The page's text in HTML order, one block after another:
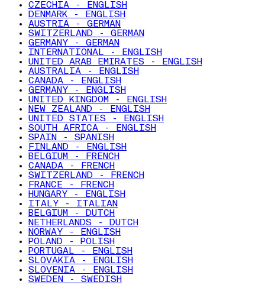
CZECHIA - ENGLISH
DENMARK - ENGLISH
AUSTRIA - GERMAN
SWITZERLAND - GERMAN
GERMANY - GERMAN
INTERNATIONAL - ENGLISH
UNITED ARAB EMIRATES - ENGLISH
AUSTRALIA - ENGLISH
CANADA - ENGLISH
GERMANY - ENGLISH
UNITED KINGDOM - ENGLISH
NEW ZEALAND - ENGLISH
UNITED STATES - ENGLISH
SOUTH AFRICA - ENGLISH
SPAIN - SPANISH
FINLAND - ENGLISH
BELGIUM - FRENCH
CANADA - FRENCH
SWITZERLAND - FRENCH
FRANCE - FRENCH
HUNGARY - ENGLISH
ITALY - ITALIAN
BELGIUM - DUTCH
NETHERLANDS - DUTCH
NORWAY - ENGLISH
POLAND - POLISH
PORTUGAL - ENGLISH
SLOVAKIA - ENGLISH
SLOVENIA - ENGLISH
SWEDEN - SWEDISH